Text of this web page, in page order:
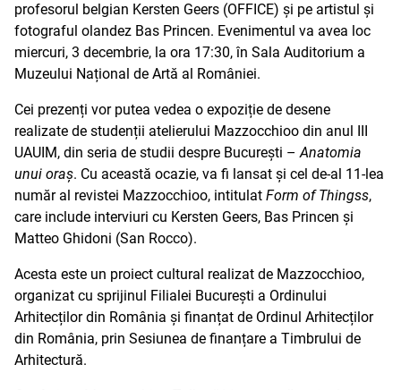
profesorul belgian Kersten Geers (OFFICE) și pe artistul și
fotograful olandez Bas Princen. Evenimentul va avea loc
miercuri, 3 decembrie, la ora 17:30, în Sala Auditorium a
Muzeului Național de Artă al României.
Cei prezenți vor putea vedea o expoziție de desene
realizate de studenții atelierului Mazzocchioo din anul III
UAUIM, din seria de studii despre București –Anatomia
unui oraș. Cu această ocazie, va fi lansat și cel de-al 11-lea
număr al revistei Mazzocchioo, intitulat Form of Thingss,
care include interviuri cu Kersten Geers, Bas Princen și
Matteo Ghidoni (San Rocco).
Acesta este un proiect cultural realizat de Mazzocchioo,
organizat cu sprijinul Filialei București a Ordinului
Arhitecților din România și finanțat de Ordinul Arhitecților
din România, prin Sesiunea de finanțare a Timbrului de
Arhitectură.